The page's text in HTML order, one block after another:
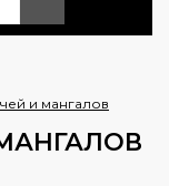
и мангалов